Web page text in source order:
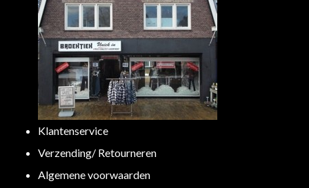
Klantenservice
Verzending/ Retourneren
Algemene voorwaarden